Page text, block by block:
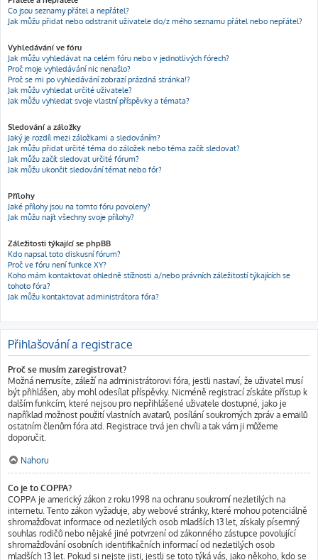
Co jsou seznamy přátel a nepřátel?
Jak můžu přidat nebo odstranit uživatele do/z mého seznamu přátel nebo nepřátel?
Vyhledávání ve fóru
Jak můžu vyhledávat na celém fóru nebo v jednotlivých fórech?
Proč moje vyhledávání nic nenašlo?
Proč se mi po vyhledávání zobrazí prázdná stránka!?
Jak můžu vyhledat určité uživatele?
Jak můžu vyhledat svoje vlastní příspěvky a témata?
Sledování a záložky
Jaký je rozdíl mezi záložkami a sledováním?
Jak můžu přidat určité téma do záložek nebo téma začít sledovat?
Jak můžu začít sledovat určité fórum?
Jak můžu ukončit sledování témat nebo fór?
Přílohy
Jaké přílohy jsou na tomto fóru povoleny?
Jak můžu najít všechny svoje přílohy?
Záležitosti týkající se phpBB
Kdo napsal toto diskusní fórum?
Proč ve fóru není funkce XY?
Koho mám kontaktovat ohledně stížnosti a/nebo právních záležitostí týkajících se
tohoto fóra?
Jak můžu kontaktovat administrátora fóra?
Přihlašování a registrace
Proč se musím zaregistrovat?
Možná nemusíte, záleží na administrátorovi fóra, jestli nastaví, že uživatel musí
být přihlášen, aby mohl odesílat příspěvky. Nicméně registrací získáte přístup k
dalším funkcím, které nejsou pro nepřihlášené uživatele dostupné, jako je
například možnost použití vlastních avatarů, posílání soukromých zpráv a emailů
ostatním členům fóra atd. Registrace trvá jen chvíli a tak vám ji můžeme
doporučit.
Nahoru
Co je to COPPA?
COPPA je americký zákon z roku 1998 na ochranu soukromí nezletilých na
internetu. Tento zákon vyžaduje, aby webové stránky, které mohou potenciálně
shromažďovat informace od nezletilých osob mladších 13 let, získaly písemný
souhlas rodičů nebo nějaké jiné potvrzení od zákonného zástupce povolující
shromažďování osobních identifikačních informací od nezletilých osob
mladších 13 let. Pokud si nejste jisti, jestli se toto týká vás, jako někoho, kdo se